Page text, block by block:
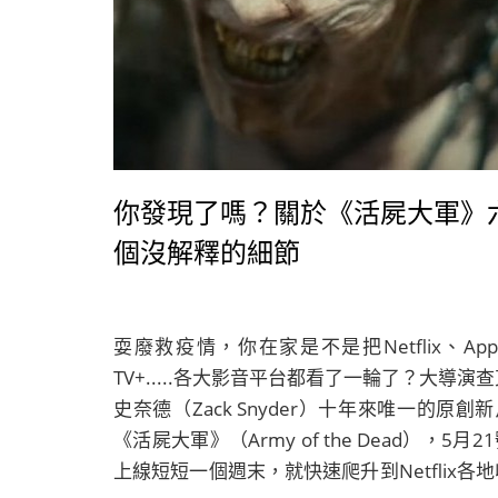
你發現了嗎？關於《活屍大軍》
個沒解釋的細節
耍廢救疫情，你在家是不是把Netflix、
TV+.....各大影音平台都看了一輪了？大導演
史奈德（Zack Snyder）十年來唯一的原創
《活屍大軍》（Army of the Dead），5月
上線短短一個週末，就快速爬升到Netflix各